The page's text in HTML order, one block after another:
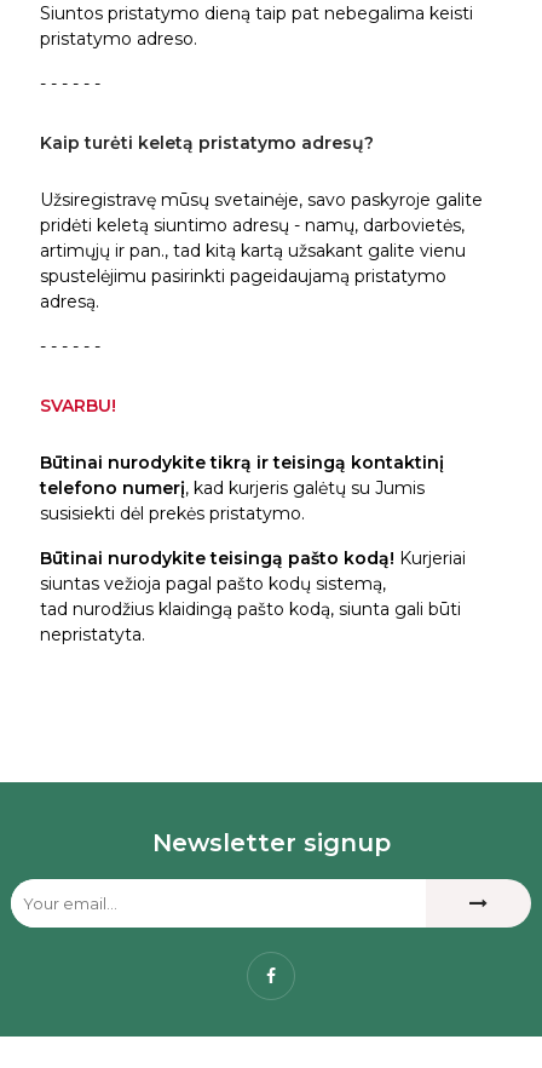
Siuntos pristatymo dieną taip pat nebegalima keisti
pristatymo adreso.
- - - - - -
Kaip turėti keletą pristatymo adresų?
Užsiregistravę mūsų svetainėje, savo paskyroje galite
pridėti keletą siuntimo adresų - namų, darbovietės,
artimųjų ir pan., tad kitą kartą užsakant galite vienu
spustelėjimu pasirinkti pageidaujamą pristatymo
adresą.
- - - - - -
SVARBU!
Būtinai nurodykite tikrą ir teisingą kontaktinį
telefono numerį, kad kurjeris galėtų su Jumis
susisiekti dėl prekės pristatymo.
Būtinai nurodykite teisingą pašto kodą! Kurjeriai
siuntas vežioja pagal pašto kodų sistemą,
tad nurodžius klaidingą pašto kodą, siunta gali būti
nepristatyta.
Newsletter signup
Facebook